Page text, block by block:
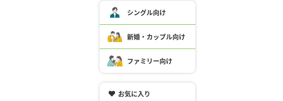
シングル向け
新婚・カップル向け
ファミリー向け
お気に入り